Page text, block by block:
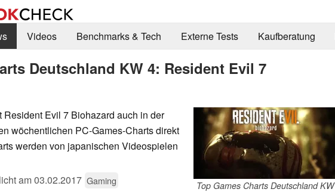
Videos Benchmarks & Tech Externe Tests Kaufberatung
Deutschland KW 4: Resident Evil 7
Top Games Charts Deutschland KW
Resident Evil 7 Biohazard auch in der
wöchentlichen PC-Games-Charts direkt
werden von japanischen Videospielen
am03.02.2017 Gaming